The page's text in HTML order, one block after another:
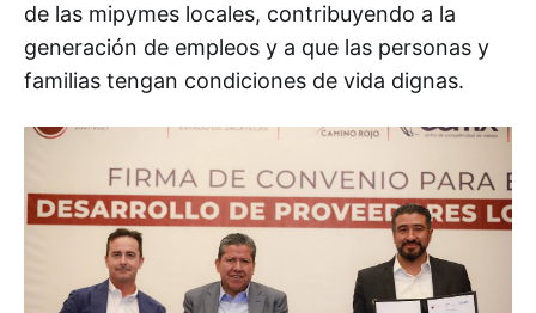
de las mipymes locales, contribuyendo a la
generación de empleos y a que las personas y
familias tengan condiciones de vida dignas.